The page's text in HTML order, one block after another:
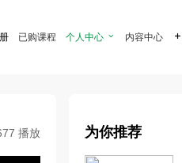
已购课程 个人中心  内容中心 
播放 为你推荐